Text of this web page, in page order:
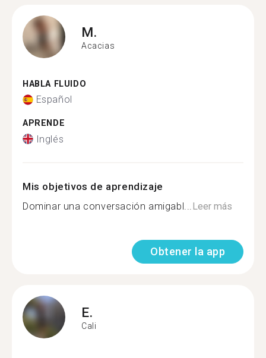
M.
Acacias
HABLA FLUIDO
Español
APRENDE
Inglés
Mis objetivos de aprendizaje
Dominar una conversación amigabl... Leer más
Obtener la app
E.
Cali